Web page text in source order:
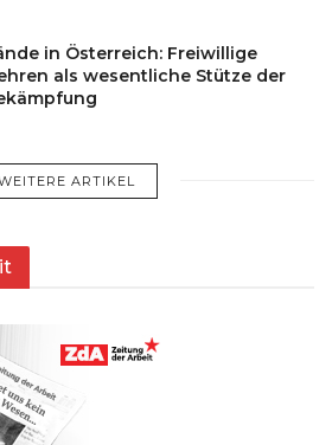
in Österreich: Freiwillige
als wesentliche Stütze der
ARTIKEL